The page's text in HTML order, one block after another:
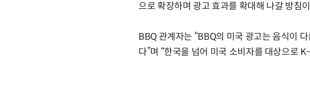
으로 확장하며 광고 효과를 확대해 나갈 방침
BBQ 관계자는 “BBQ의 미국 광고는 음식이
다”며 “한국을 넘어 미국 소비자를 대상으로